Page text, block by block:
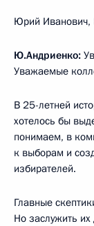
Юрий Иванович,
Ю.Андриенко:
Уважаемые
В 25-летней
хотелось бы
понимаем, в
к выборам и
избирателей.
Главные
Но заслужить